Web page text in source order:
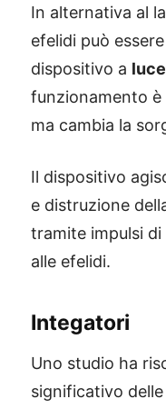
In alternativa al
efelidi può
dispositivo a
funzionamento è
ma cambia la
Il dispositivo
e distruzione
tramite impulsi
alle efelidi.
Integatori
Uno studio ha
significativo